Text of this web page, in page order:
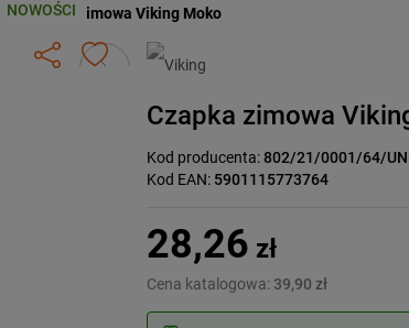
NOWOŚCI
› Czapka zimowa Viking Moko
Następny
Czapka zimowa
Kod producenta:802/21/0001/64/
Kod EAN: 5901115773764
28,26 zł
Cena katalogowa: 39,90 zł